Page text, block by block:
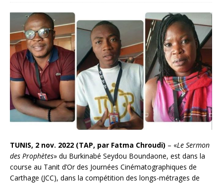
TUNIS, 2 nov. 2022 (TAP, par Fatma Chroudi) – «Le Sermon
des Prophètes» du Burkinabé Seydou Boundaone, est dans la
course au Tanit d’Or des Journées Cinématographiques de
Carthage (JCC), dans la compétition des longs-métrages de